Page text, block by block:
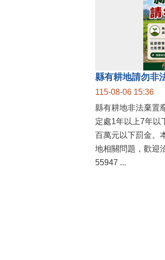
縣有耕地請勿非
115-08-06 15:36
縣有耕地非法棄置
定處1年以上7年以
百萬元以下罰金。
地相關問題，歡迎
55947 ...